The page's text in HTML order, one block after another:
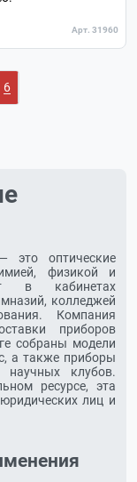
Арт. 31960
6
это оптические
физикой и
в кабинетах
колледжей
Компания
приборов
собраны модели
а также приборы
клубов.
ресурсе, эта
лиц и